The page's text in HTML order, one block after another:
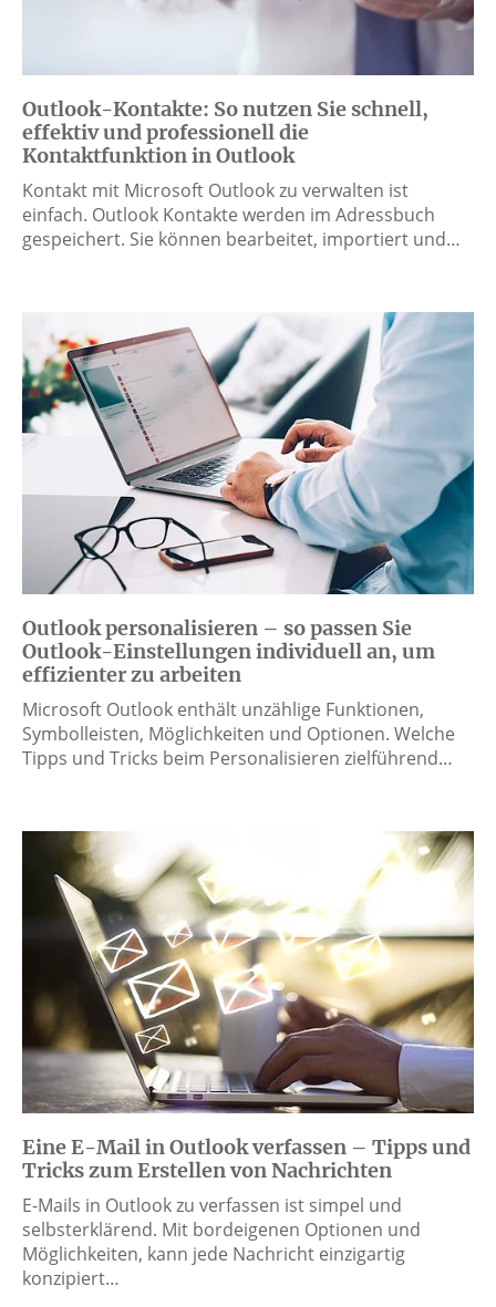
Outlook-Kontakte: So nutzen Sie schnell,
effektiv und professionell die
Kontaktfunktion in Outlook
Kontakt mit Microsoft Outlook zu verwalten ist
einfach. Outlook Kontakte werden im Adressbuch
gespeichert. Sie können bearbeitet, importiert und…
Outlook personalisieren – so passen Sie
Outlook-Einstellungen individuell an, um
effizienter zu arbeiten
Microsoft Outlook enthält unzählige Funktionen,
Symbolleisten, Möglichkeiten und Optionen. Welche
Tipps und Tricks beim Personalisieren zielführend…
Eine E-Mail in Outlook verfassen – Tipps und
Tricks zum Erstellen von Nachrichten
E-Mails in Outlook zu verfassen ist simpel und
selbsterklärend. Mit bordeigenen Optionen und
Möglichkeiten, kann jede Nachricht einzigartig
konzipiert…